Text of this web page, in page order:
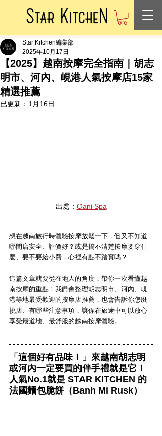
【2025】越南按摩完全指南｜胡志
明市、河內、峴港人氣按摩店15家
精選推薦
Star Kitchen編集部
2025年10月17日
已更新： 1月16日
出處： Oani Spa
想在越南旅行時體驗按摩放鬆一下，但又不知道
哪間店安全、評價好？或是搞不清楚按摩要穿什
麼、要不要給小費，心裡有點不踏實嗎？
這篇文章就要從在地人的角度，帶你一次看懂越
南按摩的重點！我們會整理胡志明市、河內、峴
港等地最受歡迎的按摩店推薦，也會告訴你怎麼
挑店、有哪些注意事項，讓你在旅途中可以放心
享受最道地、最舒服的越南按摩體驗。
「這個好有品味！」來越南胡志明
或河內一定要買的伴手禮就是它！
人氣No.1就是 STAR KITCHEN 的
法國麵包脆餅（Banh Mi Rusk）